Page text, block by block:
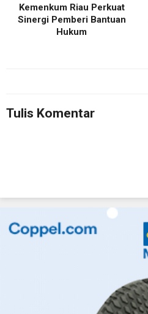
Kemenkum Riau Perkuat
Sinergi Pemberi Bantuan
Hukum
Tulis Komentar